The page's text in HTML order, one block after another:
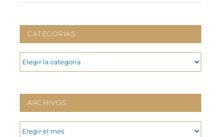
CATEGORIAS
CATEGORIAS
ARCHIVOS
ARCHIVOS